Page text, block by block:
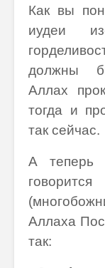
Как вы
иудеи
должны
Аллах
тогда и
так сейчас.
А теперь
Аллаха
так: